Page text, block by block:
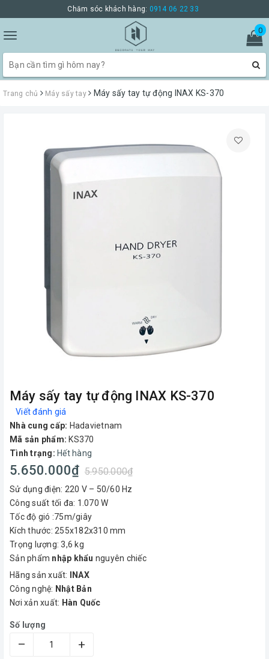
Chăm sóc khách hàng: 0914 06 22 33
Toggle
navigation
0
Trang chủ Máy sấy tay Máy sấy tay tự động INAX KS-370
Máy sấy tay tự động INAX KS-370
Viết đánh giá
Nhà cung cấp: Hadavietnam
Mã sản phẩm: KS370
Tình trạng: Hết hàng
5.650.000₫ 5.950.000₫
Sử dụng điện: 220 V – 50/60 Hz
Công suất tối đa: 1.070 W
Tốc độ gió :75m/giây
Kích thước: 255x182x310 mm
Trọng lượng: 3,6 kg
Sản phẩm nhập khẩu nguyên chiếc
Hãng sản xuất:
INAX
Công nghệ: Nhật Bản
Nơi xản xuất: Hàn Quốc
Số lượng
– +